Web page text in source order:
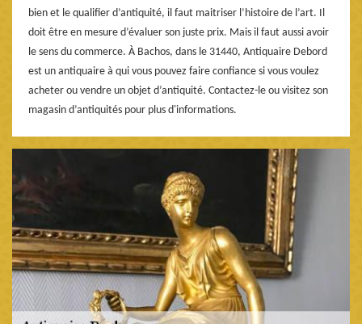
bien et le qualifier d’antiquité, il faut maitriser l’histoire de l’art. Il
doit être en mesure d’évaluer son juste prix. Mais il faut aussi avoir
le sens du commerce. À Bachos, dans le 31440, Antiquaire Debord
est un antiquaire à qui vous pouvez faire confiance si vous voulez
acheter ou vendre un objet d’antiquité. Contactez-le ou visitez son
magasin d’antiquités pour plus d'informations.